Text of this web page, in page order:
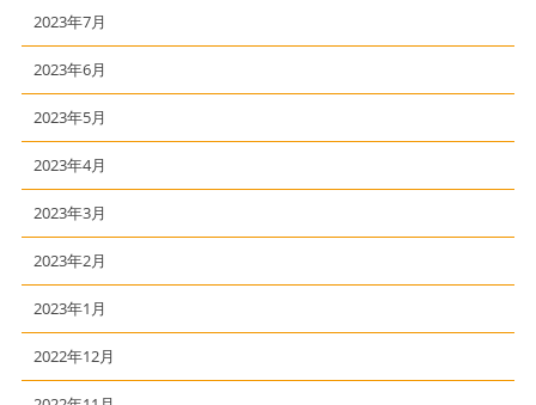
2023年7月
2023年6月
2023年5月
2023年4月
2023年3月
2023年2月
2023年1月
2022年12月